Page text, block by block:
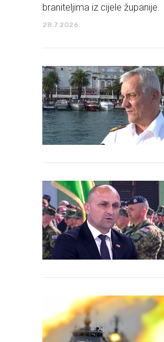
braniteljima iz cijele županije.
28.7.2026.